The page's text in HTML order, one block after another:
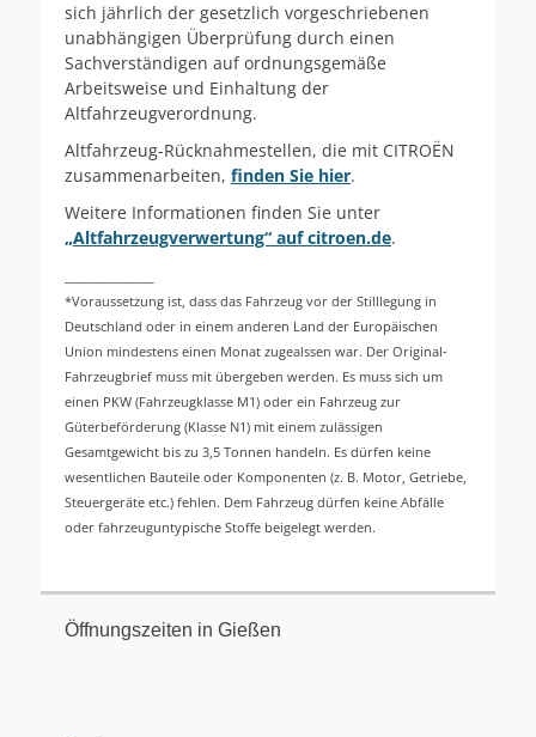
sich jährlich der gesetzlich vorgeschriebenen
unabhängigen Überprüfung durch einen
Sachverständigen auf ordnungsgemäße
Arbeitsweise und Einhaltung der
Altfahrzeugverordnung.
Altfahrzeug-Rücknahmestellen, die mit CITROËN
zusammenarbeiten, finden Sie hier.
Weitere Informationen finden Sie unter
„Altfahrzeugverwertung“ auf citroen.de.
*Voraussetzung ist, dass das Fahrzeug vor der Stilllegung in
Deutschland oder in einem anderen Land der Europäischen
Union mindestens einen Monat zugealssen war. Der Original-
Fahrzeugbrief muss mit übergeben werden. Es muss sich um
einen PKW (Fahrzeugklasse M1) oder ein Fahrzeug zur
Güterbeförderung (Klasse N1) mit einem zulässigen
Gesamtgewicht bis zu 3,5 Tonnen handeln. Es dürfen keine
wesentlichen Bauteile oder Komponenten (z. B. Motor, Getriebe,
Steuergeräte etc.) fehlen. Dem Fahrzeug dürfen keine Abfälle
oder fahrzeuguntypische Stoffe beigelegt werden.
Öffnungszeiten in Gießen